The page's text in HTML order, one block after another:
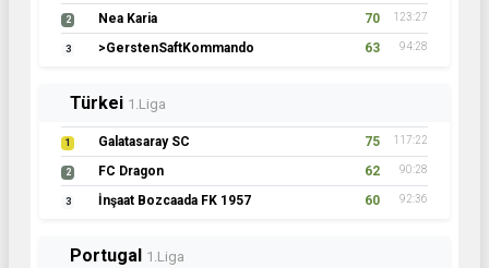
2 Nea Karia 70 123:27
3 >GerstenSaftKommando 63 94:28
Türkei 1.Liga
1 Galatasaray SC 75 117:22
2 FC Dragon 62 90:28
3 İnşaat Bozcaada FK 1957 60 92:36
Portugal 1.Liga